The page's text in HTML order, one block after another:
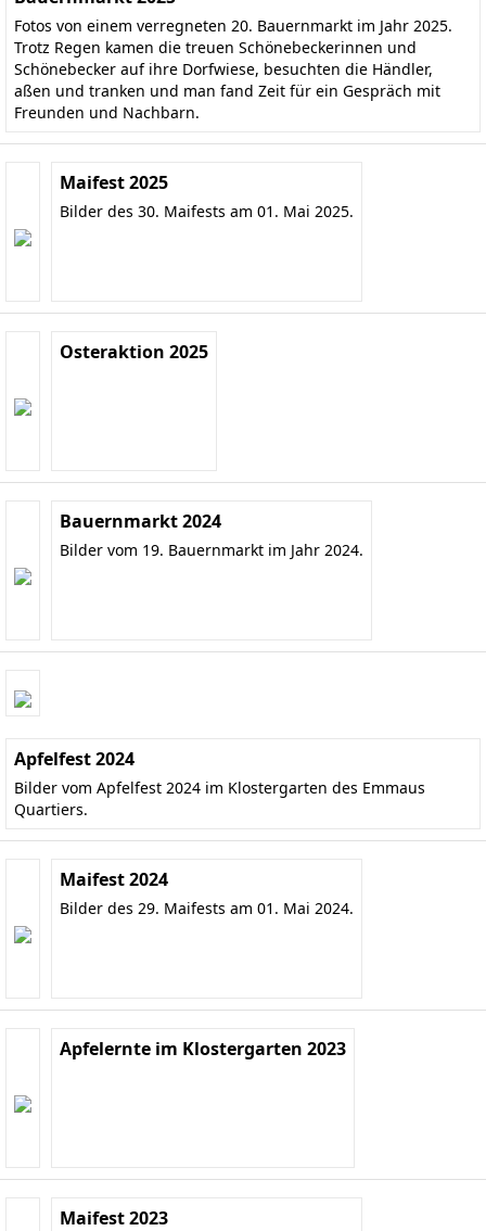
Fotos von einem verregneten 20. Bauernmarkt im Jahr 2025.
Trotz Regen kamen die treuen Schönebeckerinnen und
Schönebecker auf ihre Dorfwiese, besuchten die Händler,
aßen und tranken und man fand Zeit für ein Gespräch mit
Freunden und Nachbarn.
Maifest 2025
Bilder des 30. Maifests am 01. Mai 2025.
Osteraktion 2025
Bauernmarkt 2024
Bilder vom 19. Bauernmarkt im Jahr 2024.
Apfelfest 2024
Bilder vom Apfelfest 2024 im Klostergarten des Emmaus
Quartiers.
Maifest 2024
Bilder des 29. Maifests am 01. Mai 2024.
Apfelernte im Klostergarten 2023
Maifest 2023